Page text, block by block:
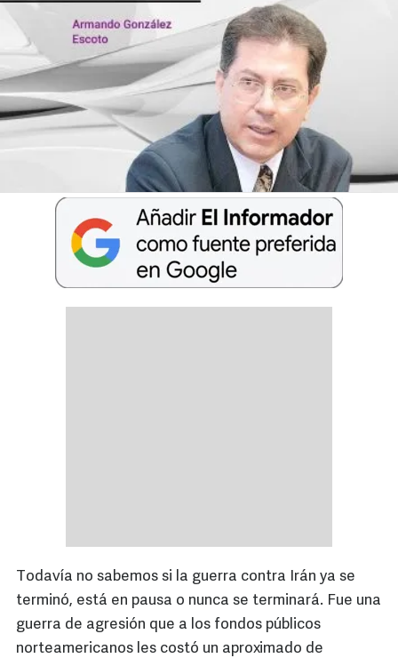
Todavía no sabemos si la guerra contra Irán ya se
terminó, está en pausa o nunca se terminará. Fue una
guerra de agresión que a los fondos públicos
norteamericanos les costó un aproximado de